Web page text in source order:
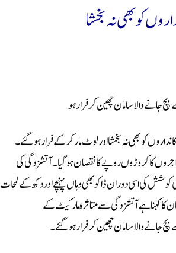
کو بھی نہ بخشا
جانے والا سامان چھین کر فرار ہو
کو بھی نہ بخشا اور لوٹ مار کر کے فرار ہو گئے۔
کا کروڑوں روپے کا نقصان ہوگیا۔آتشزدگی کی
کوشش کی اسی دوران ڈاکو بھی وہاں پہنچے اور دکھ کے لمحات
کہنا ہے آتشزدگی سے متاثرہ مارکیٹ کے
جانے والا سامان چھین کر فرار ہو گئے۔